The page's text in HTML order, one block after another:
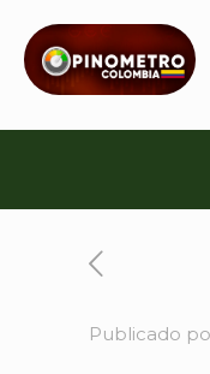
Publicado